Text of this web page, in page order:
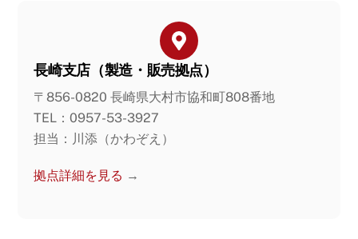
長崎支店（製造・販売拠点）
〒856-0820 長崎県大村市協和町808番地
TEL：0957-53-3927
担当：川添（かわぞえ）
拠点詳細を見る →